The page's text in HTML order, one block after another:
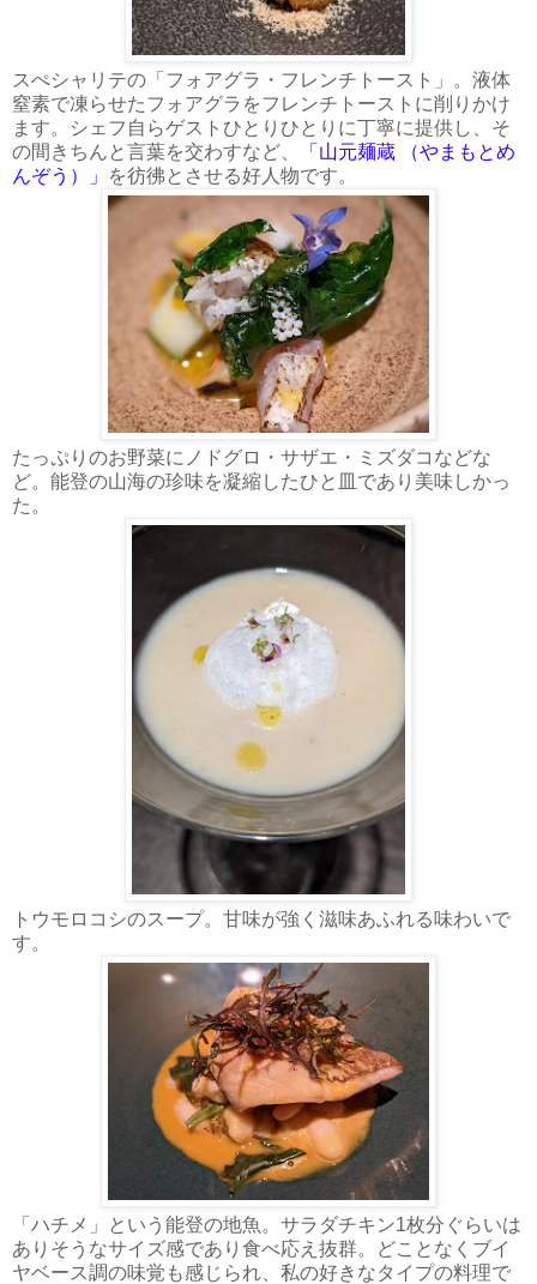
スぺシャリテの「フォアグラ・フレンチトースト」。液体
窒素で凍らせたフォアグラをフレンチトーストに削りかけ
ます。シェフ自らゲストひとりひとりに丁寧に提供し、そ
の間きちんと言葉を交わすなど、
「山元麺蔵 （やまもとめ
んぞう）」
を彷彿とさせる好人物です。
たっぷりのお野菜にノドグロ・サザエ・ミズダコなどな
ど。能登の山海の珍味を凝縮したひと皿であり美味しかっ
た。
トウモロコシのスープ。甘味が強く滋味あふれる味わいで
す。
「ハチメ」という能登の地魚。サラダチキン1枚分ぐらいは
ありそうなサイズ感であり食べ応え抜群。どことなくブイ
ヤベース調の味覚も感じられ、私の好きなタイプの料理で